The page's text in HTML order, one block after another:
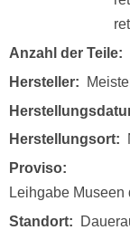
Anzahl der Teile
Hersteller
Herstellungsort
Proviso
Leihgabe
Standort